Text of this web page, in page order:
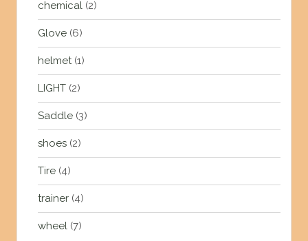
chemical(2)
Glove(6)
helmet(1)
LIGHT(2)
Saddle(3)
shoes(2)
Tire(4)
trainer(4)
wheel(7)